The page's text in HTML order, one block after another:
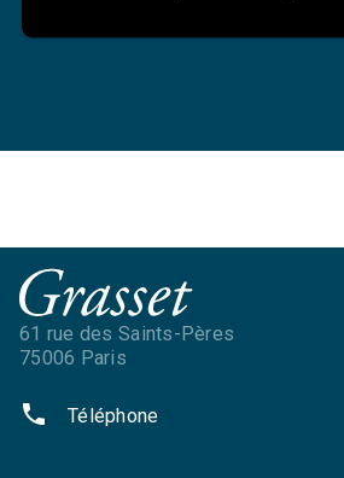
61 rue des Saints-Pères
75006 Paris
phone Téléphone